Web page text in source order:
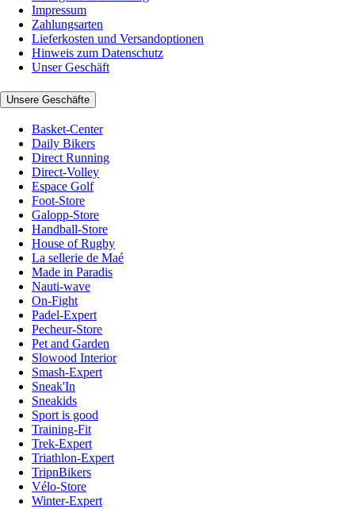
Impressum
Zahlungsarten
Lieferkosten und Versandoptionen
Hinweis zum Datenschutz
Unser Geschäft
Unsere Geschäfte
Basket-Center
Daily Bikers
Direct Running
Direct-Volley
Espace Golf
Foot-Store
Galopp-Store
Handball-Store
House of Rugby
La sellerie de Maé
Made in Paradis
Nauti-wave
On-Fight
Padel-Expert
Pecheur-Store
Pet and Garden
Slowood Interior
Smash-Expert
Sneak'In
Sneakids
Sport is good
Training-Fit
Trek-Expert
Triathlon-Expert
TripnBikers
Vélo-Store
Winter-Expert